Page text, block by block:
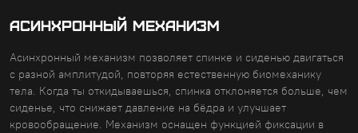
АСИНХРОННЫЙ МЕХАНИЗМ
Асинхронный механизм позволяет спинке и сиденью двигаться
с разной амплитудой, повторяя естественную биомеханику
тела. Когда ты откидываешься, спинка отклоняется больше, чем
сиденье, что снижает давление на бёдра и улучшает
кровообращение. Механизм оснащен функцией фиксации в